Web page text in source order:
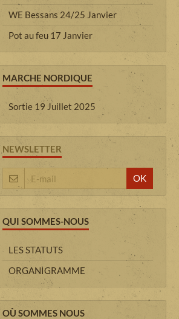
WE Bessans 24/25 Janvier
Pot au feu 17 Janvier
MARCHE NORDIQUE
Sortie 19 Juillet 2025
NEWSLETTER
OK
QUI SOMMES-NOUS
LES STATUTS
ORGANIGRAMME
OÙ SOMMES NOUS